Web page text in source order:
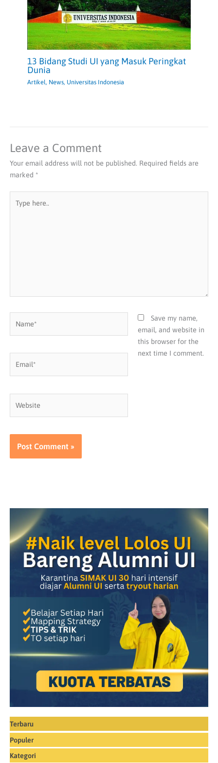
13 Bidang Studi UI yang Masuk Peringkat
Dunia
Artikel, News, Universitas Indonesia
Leave a Comment
Your email address will not be published. Required fields are
marked *
here..
Save my name,
email, and website in
this browser for the
next time I comment.
Terbaru
Populer
Kategori